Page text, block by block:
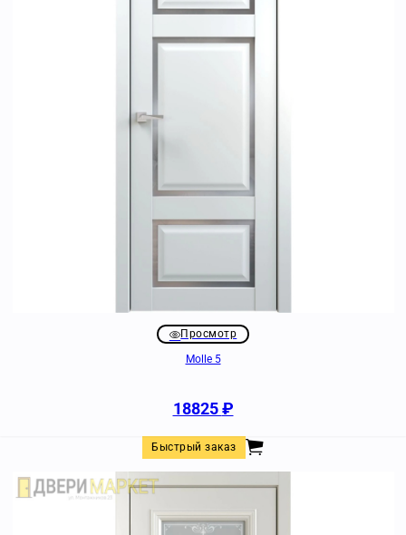
Просмотр
Molle 5
18825₽
Быстрый заказ